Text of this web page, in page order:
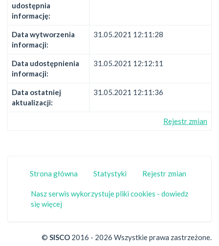
udostępnia
informację:
Data wytworzenia
informacji:
31.05.2021 12:11:28
Data udostępnienia
informacji:
31.05.2021 12:12:11
Data ostatniej
aktualizacji:
31.05.2021 12:11:36
Rejestr zmian
Strona główna Statystyki Rejestr zmian
Nasz serwis wykorzystuje pliki cookies - dowiedz
się więcej
© SISCO 2016 - 2026 Wszystkie prawa zastrzeżone.